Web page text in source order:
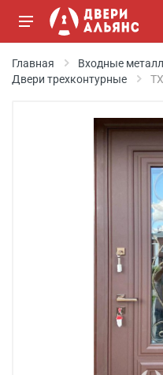
Главная
Входные
Двери трехконтурные